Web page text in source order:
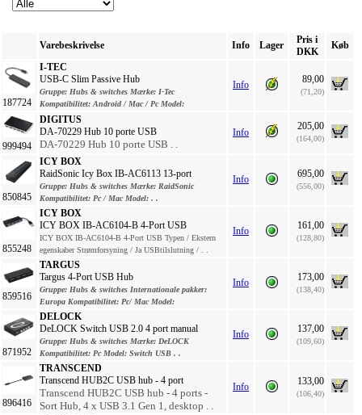
Varebeskrivelse Info Lager
Pris i
DKK
Køb
187724
I-TEC
USB-C Slim Passive Hub
Gruppe: Hubs & switches Mærke: I-Tec
Kompatibilitet:Android / Mac / Pc Model:
Info 89,00
(71,20)
999494
DIGITUS
DA-70229 Hub 10 porte USB
DA-70229 Hub 10 porte USB . .
Info
205,00
(164,00)
850845
ICY BOX
RaidSonic Icy Box IB-AC6113 13-port
Gruppe: Hubs & switches Mærke: RaidSonic
Kompatibilitet: Pc / Mac Model: . .
Info 695,00
(556,00)
855248
ICY BOX
ICY BOX IB-AC6104-B 4-Port USB
ICY BOX IB-AC6104-B 4-Port USB Typen / Ekstern
egenskaber Strømforsyning / Ja USBtilslutning / . .
Info 161,00
(128,80)
859516
TARGUS
Targus 4-Port USB Hub
Gruppe: Hubs & switches Internationale pakker:
Europa Kompatibilitet: Pc/ Mac Model:
Info 173,00
(138,40)
871952
DELOCK
DeLOCK Switch USB 2.0 4 port manual
Gruppe: Hubs & switches Mærke: DeLOCK
Kompatibilitet: Pc Model: Switch USB . .
Info 137,00
(109,60)
896416
TRANSCEND
Transcend HUB2C USB hub - 4 port
Transcend HUB2C USB hub - 4 ports -
Sort Hub, 4 x USB 3.1 Gen 1, desktop . .
Info 133,00
(106,40)